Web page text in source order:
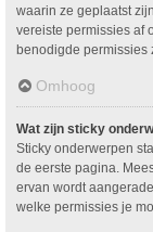
waarin ze geplaatst
vereiste permissies af
benodigde permissies
Omhoog
Wat zijn sticky
Sticky onderwerpen
de eerste pagina.
ervan wordt
welke permissies je